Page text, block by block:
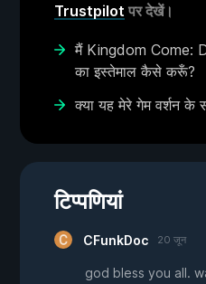
Trustpilot पर देखें।
मैं Kingdom Come:
का इस्तेमाल कैसे करूँ?
क्या यह मेरे गेम वर्शन के
टिप्पणियां
CFunkDoc 20 जून
god bless you all.